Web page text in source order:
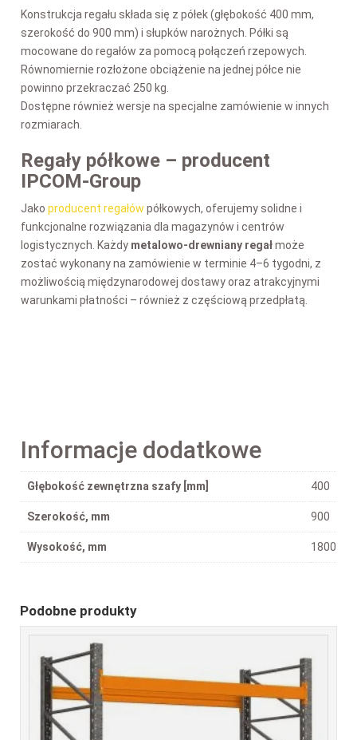
Konstrukcja regału składa się z półek (głębokość 400 mm,
szerokość do 900 mm) i słupków narożnych. Półki są
mocowane do regałów za pomocą połączeń rzepowych.
Równomiernie rozłożone obciążenie na jednej półce nie
powinno przekraczać 250 kg.
Dostępne również wersje na specjalne zamówienie w innych
rozmiarach.
Regały półkowe – producent
IPCOM-Group
Jako producent regałów półkowych, oferujemy solidne i
funkcjonalne rozwiązania dla magazynów i centrów
logistycznych. Każdy metalowo-drewniany regałmoże
zostać wykonany na zamówienie w terminie 4–6 tygodni, z
możliwością międzynarodowej dostawy oraz atrakcyjnymi
warunkami płatności – również z częściową przedpłatą.
Informacje dodatkowe
Głębokość zewnętrzna szafy [mm] 400
Szerokość, mm 900
Wysokość, mm 1800
Podobne produkty